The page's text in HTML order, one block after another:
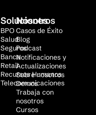
Soluciones
BPO
Salud
Seguros
Banca
Retail
Recursos Humanos
Telecomunicaciones
Nosotros
Casos de Éxito
Blog
Podcast
Notificaciones y
Actualizaciones
Sobre nosotros
Demos
Trabaja con
nosotros
Cursos